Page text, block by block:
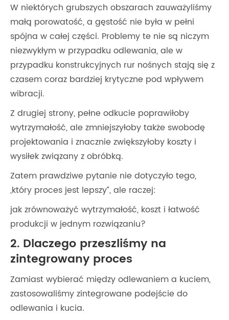
W niektórych grubszych obszarach zauważyliśmy
małą porowatość, a gęstość nie była w pełni
spójna w całej części. Problemy te nie są niczym
niezwykłym w przypadku odlewania, ale w
przypadku konstrukcyjnych rur nośnych stają się z
czasem coraz bardziej krytyczne pod wpływem
wibracji.
Z drugiej strony, pełne odkucie poprawiłoby
wytrzymałość, ale zmniejszyłoby także swobodę
projektowania i znacznie zwiększyłoby koszty i
wysiłek związany z obróbką.
Zatem prawdziwe pytanie nie dotyczyło tego,
„który proces jest lepszy”, ale raczej:
jak zrównoważyć wytrzymałość, koszt i łatwość
produkcji w jednym rozwiązaniu?
2. Dlaczego przeszliśmy na
zintegrowany proces
Zamiast wybierać między odlewaniem a kuciem,
zastosowaliśmy zintegrowane podejście do
odlewania i kucia.